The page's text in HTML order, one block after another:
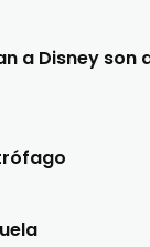
a Disney son